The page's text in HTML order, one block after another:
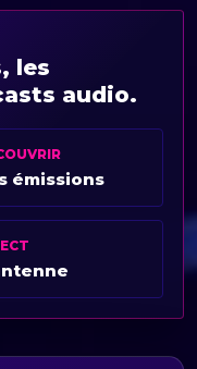
les
audio.
émissions